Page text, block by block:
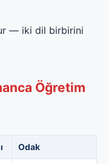
— iki dil birbirini
Öğretim
Odak